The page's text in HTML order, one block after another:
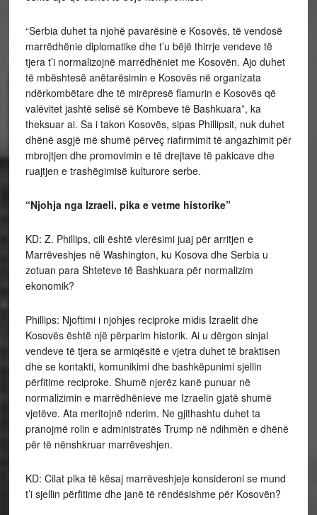
“Serbia duhet ta njohë pavarësinë e Kosovës, të vendosë
marrëdhënie diplomatike dhe t’u bëjë thirrje vendeve të
tjera t’i normalizojnë marrëdhëniet me Kosovën. Ajo duhet
të mbështesë anëtarësimin e Kosovës në organizata
ndërkombëtare dhe të mirëpresë flamurin e Kosovës që
valëvitet jashtë selisë së Kombeve të Bashkuara”, ka
theksuar ai. Sa i takon Kosovës, sipas Phillipsit, nuk duhet
dhënë asgjë më shumë përveç riafirmimit të angazhimit për
mbrojtjen dhe promovimin e të drejtave të pakicave dhe
ruajtjen e trashëgimisë kulturore serbe.
“Njohja nga Izraeli, pika e vetme historike”
KD: Z. Phillips, cili është vlerësimi juaj për arritjen e
Marrëveshjes në Washington, ku Kosova dhe Serbia u
zotuan para Shteteve të Bashkuara për normalizim
ekonomik?
Phillips: Njoftimi i njohjes reciproke midis Izraelit dhe
Kosovës është një përparim historik. Ai u dërgon sinjal
vendeve të tjera se armiqësitë e vjetra duhet të braktisen
dhe se kontakti, komunikimi dhe bashkëpunimi sjellin
përfitime reciproke. Shumë njerëz kanë punuar në
normalizimin e marrëdhënieve me Izraelin gjatë shumë
vjetëve. Ata meritojnë nderim. Ne gjithashtu duhet ta
pranojmë rolin e administratës Trump në ndihmën e dhënë
për të nënshkruar marrëveshjen.
KD: Cilat pika të kësaj marrëveshjeje konsideroni se mund
t’i sjellin përfitime dhe janë të rëndësishme për Kosovën?